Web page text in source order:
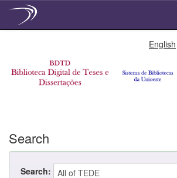
English
Search
Search: